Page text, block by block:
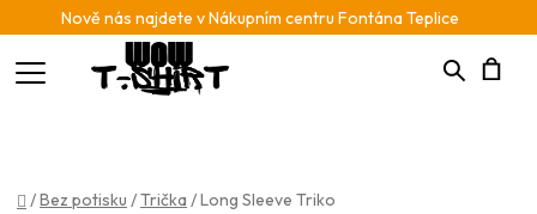
Nově nás najdete v Nákupním centru Fontána Teplice
Hledat
Domů
/Bez potisku /Trička /Long Sleeve Triko